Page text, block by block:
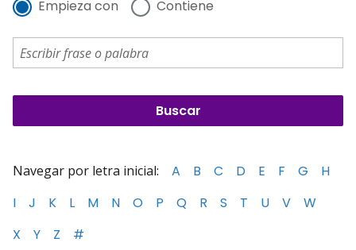
Empieza con Contiene
Navegar por letra inicial: A B C D E F G
H
I
J K L M N O P Q R S T U V
W
X
Y Z #